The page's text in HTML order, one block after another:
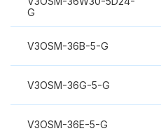
G
V3OSM-36B-5-G
V3OSM-36G-5-G
V3OSM-36E-5-G